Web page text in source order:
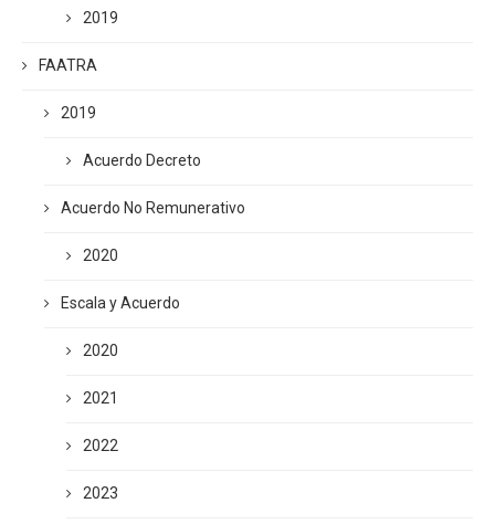
2019
FAATRA
2019
Acuerdo Decreto
Acuerdo No Remunerativo
2020
Escala y Acuerdo
2020
2021
2022
2023